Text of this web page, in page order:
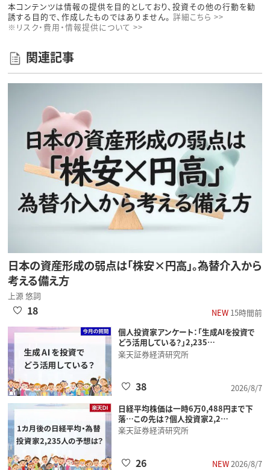
本コンテンツは情報の提供を目的としており、投資その他の行動を勧
誘する目的で、作成したものではありません。 詳細こちら >>
※リスク・費用・情報提供について >>
関連記事
日本の資産形成の弱点は「株安×円高」。為替介入から
考える備え方
上源 悠詞
NEW15時間前
18
個人投資家アンケート：「生成AIを投資で
どう活用している？」2,235…
楽天証券経済研究所
2026/8/7
38
日経平均株価は一時6万0,488円まで下
落…この先は？個人投資家2,2…
楽天証券経済研究所
NEW2026/8/7
26